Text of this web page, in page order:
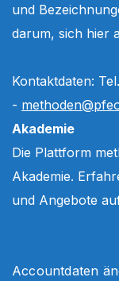
und
darum, sich hier
Kontaktdaten:
-
Akademie
Die Plattform
Akademie.
und Angebote
Accountdaten